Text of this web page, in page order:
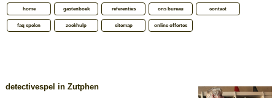
home gastenboek referenties ons bureau contact
faq spelen zoekhulp sitemap online offertes
detectivespel in Zutphen